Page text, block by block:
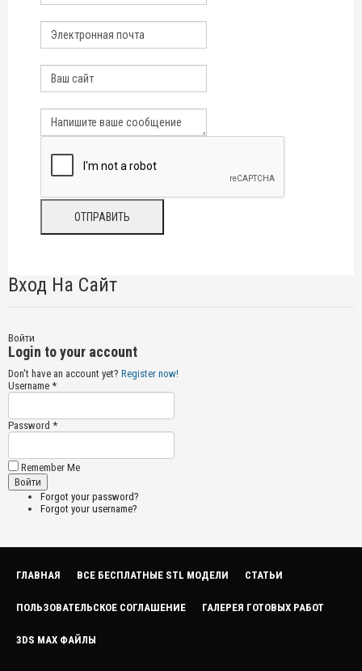
Вход На Сайт
Войти
Login to your account
Don't have an account yet? Register now!
Username *
Password *
Remember Me
Forgot your password?
Forgot your username?
ГЛАВНАЯ ВСЕ БЕСПЛАТНЫЕ STL МОДЕЛИ СТАТЬИ
ПОЛЬЗОВАТЕЛЬСКОЕ СОГЛАШЕНИЕ ГАЛЕРЕЯ ГОТОВЫХ РАБОТ
3DS MAX ФАЙЛЫ